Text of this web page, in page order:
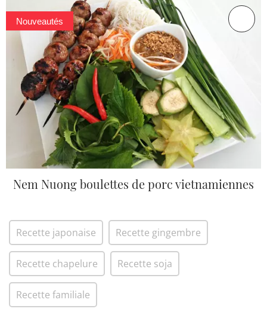
Nouveautés
Nem Nuong boulettes de porc vietnamiennes
Recette japonaise Recette gingembre
Recette chapelure Recette soja
Recette familiale